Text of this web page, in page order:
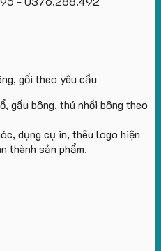
gấu bông, thú nhồi bông theo
dụng cụ in, thêu logo hiện
thành sản phẩm.